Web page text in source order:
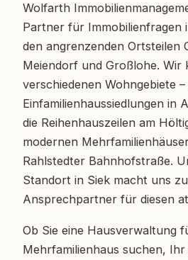
Wolfarth
Partner für Immobilienfragen
den angrenzenden Ortsteilen
Meiendorf und Großlohe. Wir
verschiedenen Wohngebiete
Einfamilienhaussiedlungen in
die Reihenhauszeilen am
modernen
Rahlstedter Bahnhofstraße.
Standort in Siek macht uns
Ansprechpartner für diesen
Ob Sie eine Hausverwaltung
Mehrfamilienhaus suchen, Ihr